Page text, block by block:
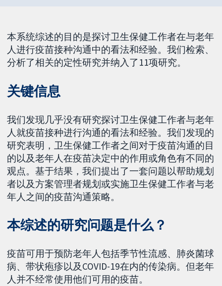
本系统综述的目的是探讨卫生保健工作者在与老年
人进行疫苗接种沟通中的看法和经验。我们检索、
分析了相关的定性研究并纳入了11项研究。
关键信息
我们发现几乎没有研究探讨卫生保健工作者与老年
人就疫苗接种进行沟通的看法和经验。我们发现的
研究表明，卫生保健工作者之间对于疫苗沟通的目
的以及老年人在疫苗决定中的作用或角色有不同的
观点。基于结果，我们提出了一套问题以帮助规划
者以及方案管理者规划或实施卫生保健工作者与老
年人之间的疫苗沟通策略。
本综述的研究问题是什么？
疫苗可用于预防老年人包括季节性流感、肺炎菌球
病、带状疱疹以及COVID-19在内的传染病。但老年
人并不经常使用他们可用的疫苗。